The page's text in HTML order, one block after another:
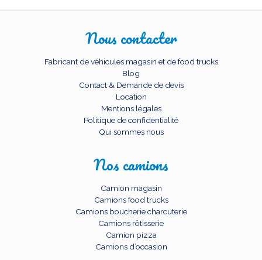
Nous contacter
Fabricant de véhicules magasin et de food trucks
Blog
Contact & Demande de devis
Location
Mentions légales
Politique de confidentialité
Qui sommes nous
Nos camions
Camion magasin
Camions food trucks
Camions boucherie charcuterie
Camions rôtisserie
Camion pizza
Camions d’occasion